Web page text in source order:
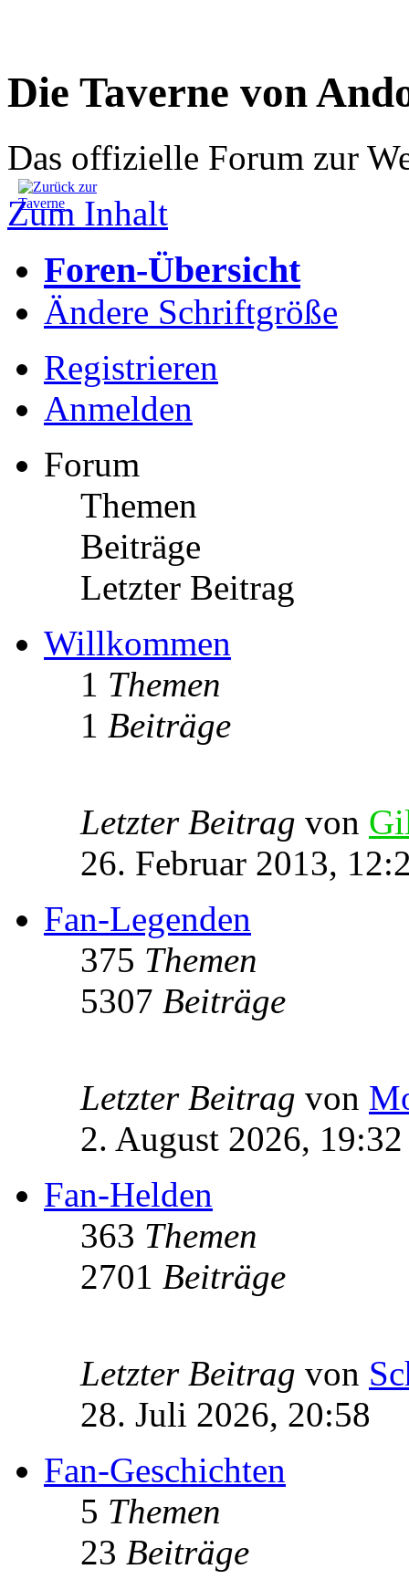
Die Taverne von
Das offizielle Forum zur
Zum Inhalt
Foren-Übersicht
Ändere Schriftgröße
Registrieren
Anmelden
Forum
Themen
Beiträge
Letzter Beitrag
Willkommen
1 Themen
1 Beiträge
Letzter Beitrag von
26. Februar 2013,
Fan-Legenden
375 Themen
5307 Beiträge
Letzter Beitrag von
2. August 2026, 19:32
Fan-Helden
363 Themen
2701 Beiträge
Letzter Beitrag von
28. Juli 2026, 20:58
Fan-Geschichten
5 Themen
23 Beiträge